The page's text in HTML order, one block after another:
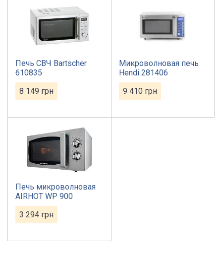
Печь СВЧ Bartscher
610835
8 149 грн
Микроволновая печь
Hendi 281406
9 410 грн
Печь микроволновая
AIRHOT WP 900
3 294 грн